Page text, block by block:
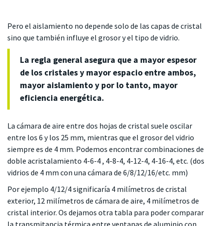
Pero el aislamiento no depende solo de las capas de cristal
sino que también influye el grosor y el tipo de vidrio.
La regla general asegura que a mayor espesor
de los cristales y mayor espacio entre ambos,
mayor aislamiento y por lo tanto, mayor
eficiencia energética.
La cámara de aire entre dos hojas de cristal suele oscilar
entre los 6 y los 25 mm, mientras que el grosor del vidrio
siempre es de 4 mm. Podemos encontrar combinaciones de
doble acristalamiento 4-6-4 , 4-8-4, 4-12-4, 4-16-4, etc. (dos
vidrios de 4 mm con una cámara de 6/8/12/16/etc. mm)
Por ejemplo 4/12/4 significaría 4 milímetros de cristal
exterior, 12 milímetros de cámara de aire, 4 milímetros de
cristal interior. Os dejamos otra tabla para poder comparar